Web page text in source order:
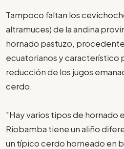
Tampoco faltan los
altramuces) de la andina
hornado pastuzo,
ecuatorianos y característico
reducción de los jugos
cerdo.
"Hay varios tipos de hornado
Riobamba tiene un aliño
un típico cerdo horneado en